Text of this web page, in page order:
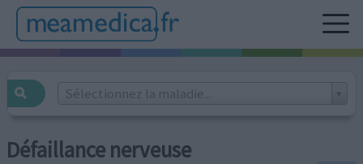
Sélectionnez la maladie...
Défaillance nerveuse